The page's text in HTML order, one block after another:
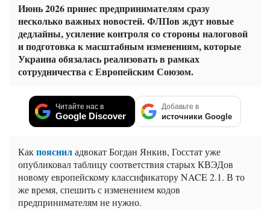
Июнь 2026 принес предпринимателям сразу
несколько важных новостей. ФЛПов ждут новые
дедлайны, усиление контроля со стороны налоговой
и подготовка к масштабным изменениям, которые
Украина обязалась реализовать в рамках
сотрудничества с Европейским Союзом.
Читайте нас в
Google Discover
Добавьте в
источники Google
Какпоясниладвокат Богдан Янкив, Госстат уже
опубликовал таблицу соответствия старых КВЭДов
новому европейскому классификатору NACE 2.1. В то
же время, спешить с изменением кодов
предпринимателям не нужно.